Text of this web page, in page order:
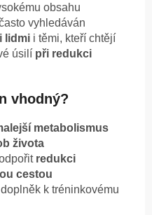
obsahu
vyhledáván
lidmi i těmi, kteří chtějí
úsilí při redukci
vhodný?
metabolismus
života
redukci
cestou
k tréninkovému